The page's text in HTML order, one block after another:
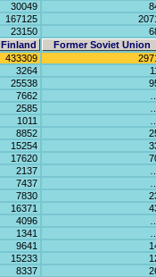
30049
167125
23150
Finland
Former Soviet Union
433309
3264
25538
7662
2585
1011
8852
15254
17620
2137
7437
7830
16371
4096
1341
9641
15233
8337